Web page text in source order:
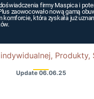
firmy Maspica i
zaowocowało nową gamą
komforcie, która zyskała już
Produkty,
Update 06.06.25